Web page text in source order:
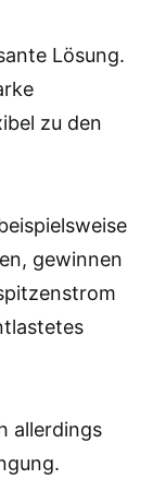
Lösung.
zu den
gewinnen
allerdings